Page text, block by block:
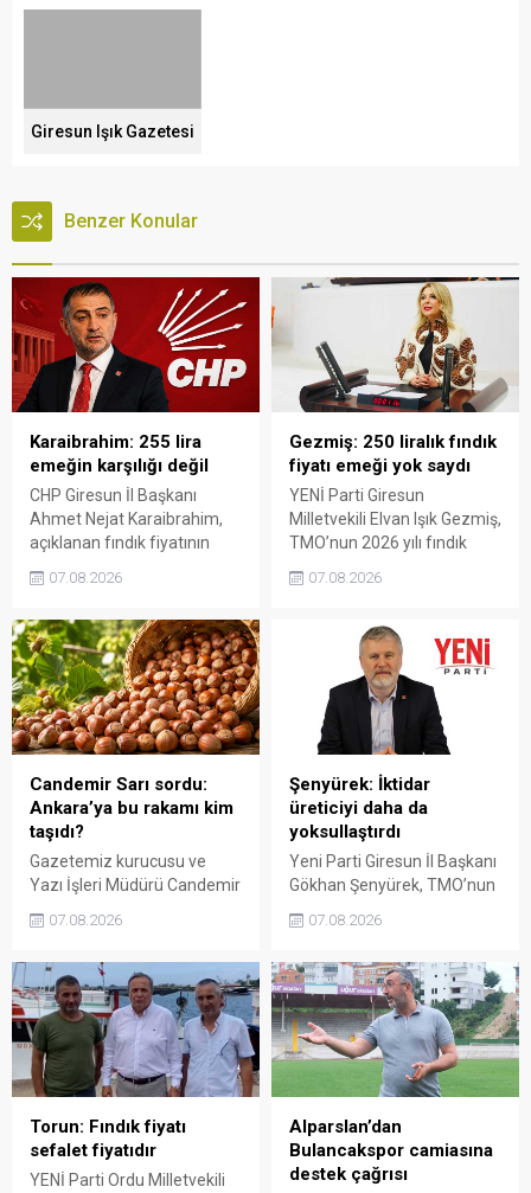
Giresun Işık Gazetesi
Benzer Konular
Karaibrahim: 255 lira
emeğin karşılığı değil
CHP Giresun İl Başkanı
Ahmet Nejat Karaibrahim,
açıklanan fındık fiyatının
karşısında yetersiz kaldığını
emeğinin korunmasını
istedi. Karaibrahim,
sürdürülebilir üretim için
fiyat politikasının yeniden
değerlendirilmesi gerektiğini
söyledi.
07.08.2026
Gezmiş: 250 liralık fındık
fiyatı emeği yok saydı
YENİ Parti Giresun
Milletvekili Elvan Işık Gezmiş,
TMO’nun 2026 yılı fındık
Açıklanan rakamın üreticinin
karşılamadığını belirten
Gezmiş, “Üreticiyi yok
sayanı, günü geldiğinde
üretici de yok sayacaktır”
dedi.
07.08.2026
Candemir Sarı sordu:
Ankara’ya bu rakamı kim
taşıdı?
Gazetemiz kurucusu ve
Yazı İşleri Müdürü Candemir
tartışmalarını köşesine
300 liraya ulaştığı bir
dönemde Ankara’ya 240
liralık fiyat teklifi
götürüldüğü iddiasını
gündeme getiren Sarı,
Giresun milletvekillerini açık
ve net bir cevap vermeye
çağırdı.
07.08.2026
Şenyürek: İktidar
üreticiyi daha da
yoksullaştırdı
Yeni Parti Giresun İl Başkanı
Gökhan Şenyürek, TMO’nun
açıkladığı 255 liralık fiyatı
nitelendirdi. Artışın yıllık
enflasyonun altında kaldığını
belirten Şenyürek, kararın
üreticiyi değil tekelleri
koruduğunu savundu.
07.08.2026
Torun: Fındık fiyatı
sefalet fiyatıdır
YENİ Parti Ordu Milletvekili
Alparslan’dan
Bulancakspor camiasına
destek çağrısı